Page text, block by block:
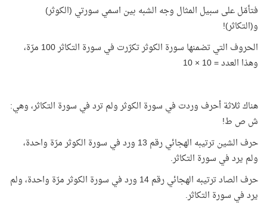
فتأمّل على سبيل المثال وجه الشبه بين اسمي سورتي (الكوثر)
و(التكاثر)!
الحروف التي تضمنها سورة الكوثر تكرّرت في سورة التكاثر 100 مرّة،
وهذا العدد = 10 × 10
هناك ثلاثة أحرف وردت في سورة الكوثر ولم ترد في سورة التكاثر، وهي:
ش ص ط!
حرف الشين ترتيبه الهجائي رقم 13 ورد في سورة الكوثر مرّة واحدة،
ولم يرد في سورة التكاثر.
حرف الصاد ترتيبه الهجائي رقم 14 ورد في سورة الكوثر مرّة واحدة، ولم
يرد في سورة التكاثر.